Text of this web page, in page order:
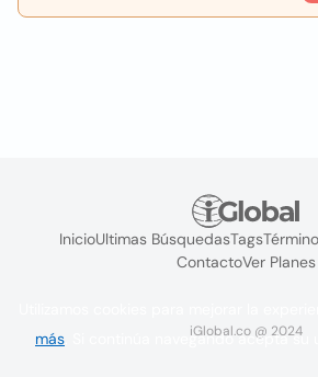
InicioUltimas BúsquedasTags
ContactoVer Planes
iGlobal.co @ 2024
más . Si continúa navegando acepta su